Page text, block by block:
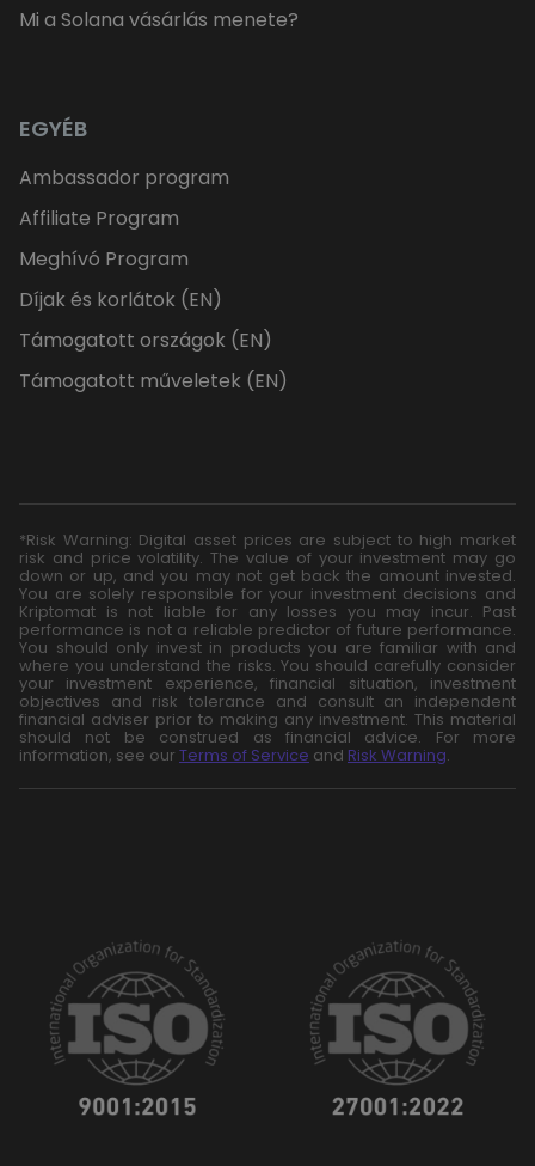
Mi a Solana vásárlás menete?
EGYÉB
Ambassador program
Affiliate Program
Meghívó Program
Díjak és korlátok (EN)
Támogatott országok (EN)
Támogatott műveletek (EN)
*Risk Warning: Digital asset prices are subject to high market
risk and price volatility. The value of your investment may go
down or up, and you may not get back the amount invested.
You are solely responsible for your investment decisions and
Kriptomat is not liable for any losses you may incur. Past
performance is not a reliable predictor of future performance.
You should only invest in products you are familiar with and
where you understand the risks. You should carefully consider
your investment experience, financial situation, investment
objectives and risk tolerance and consult an independent
financial adviser prior to making any investment. This material
should not be construed as financial advice. For more
information, see our Terms of Service and Risk Warning.